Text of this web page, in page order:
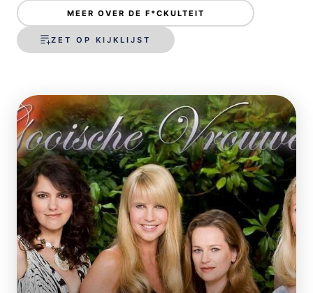
MEER OVER DE F*CKULTEIT
ZET OP KIJKLIJST